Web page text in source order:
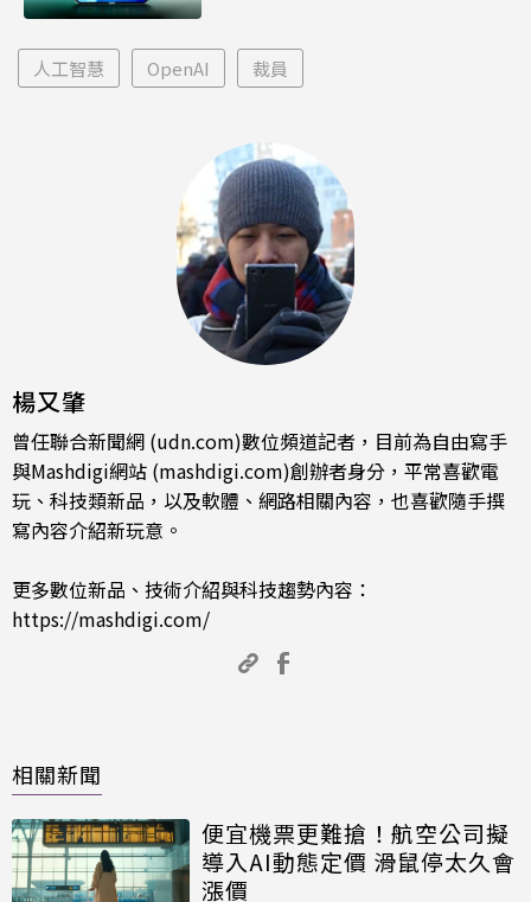
人工智慧 OpenAI 裁員
楊又肇
曾任聯合新聞網 (udn.com)數位頻道記者，目前為自由寫手
與Mashdigi網站 (mashdigi.com)創辦者身分，平常喜歡電
玩、科技類新品，以及軟體、網路相關內容，也喜歡隨手撰
寫內容介紹新玩意。
更多數位新品、技術介紹與科技趨勢內容：
https://mashdigi.com/
相關新聞
便宜機票更難搶！航空公司擬
導入AI動態定價 滑鼠停太久會
漲價